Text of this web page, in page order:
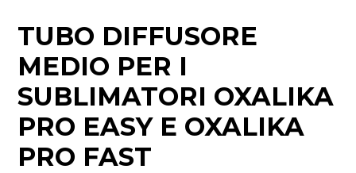
TUBO DIFFUSORE
MEDIO PER I
SUBLIMATORI OXALIKA
PRO EASY E OXALIKA
PRO FAST